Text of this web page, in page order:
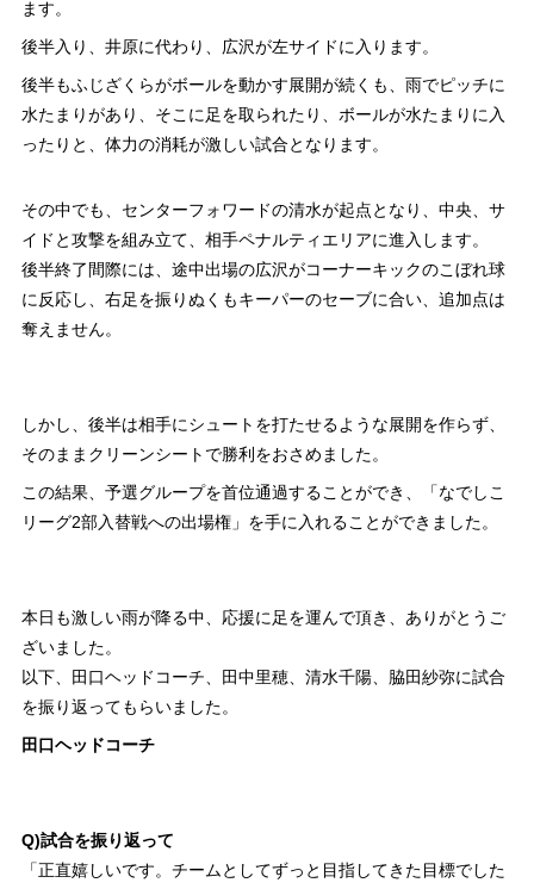
ます。
後半入り、井原に代わり、広沢が左サイドに入ります。
後半もふじざくらがボールを動かす展開が続くも、雨でピッチに
水たまりがあり、そこに足を取られたり、ボールが水たまりに入
ったりと、体力の消耗が激しい試合となります。
その中でも、センターフォワードの清水が起点となり、中央、サ
イドと攻撃を組み立て、相手ペナルティエリアに進入します。
後半終了間際には、途中出場の広沢がコーナーキックのこぼれ球
に反応し、右足を振りぬくもキーパーのセーブに合い、追加点は
奪えません。
しかし、後半は相手にシュートを打たせるような展開を作らず、
そのままクリーンシートで勝利をおさめました。
この結果、予選グループを首位通過することができ、「なでしこ
リーグ2部入替戦への出場権」を手に入れることができました。
本日も激しい雨が降る中、応援に足を運んで頂き、ありがとうご
ざいました。
以下、田口ヘッドコーチ、田中里穂、清水千陽、脇田紗弥に試合
を振り返ってもらいました。
田口ヘッドコーチ
Q)試合を振り返って
「正直嬉しいです。チームとしてずっと目指してきた目標でした